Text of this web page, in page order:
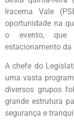
Iracema Vale
oportunidade na
o evento, que
estacionamento da
A chefe do
uma vasta
diversos grupos
grande estrutura
segurança e